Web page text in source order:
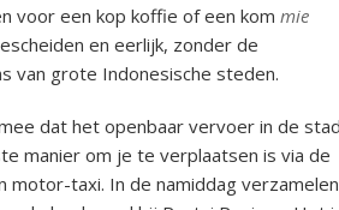
voor een kop koffie of een kom mie
en eerlijk, zonder de
van grote Indonesische steden.
dat het openbaar vervoer in de
manier om je te verplaatsen is via de
motor-taxi. In de namiddag verzamelen